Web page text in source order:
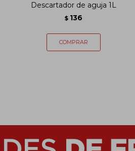
Descartador de aguja 1L
$ 136